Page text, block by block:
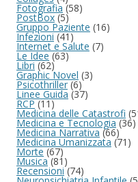
Fotografia (58)
PostBox(5)
Gruppo Paziente (16)
Infezioni(41)
Internet e Salute (7)
Le Idee(63)
Libri(62)
Graphic Novel (3)
Psicothriller(6)
Linee Guida (37)
RCP(11)
Medicina delle Catastrofi
Medicina e Tecnologia(36)
Medicina Narrativa(66)
Medicina Umanizzata (71)
Morte(67)
Musica(81)
Recensioni(74)